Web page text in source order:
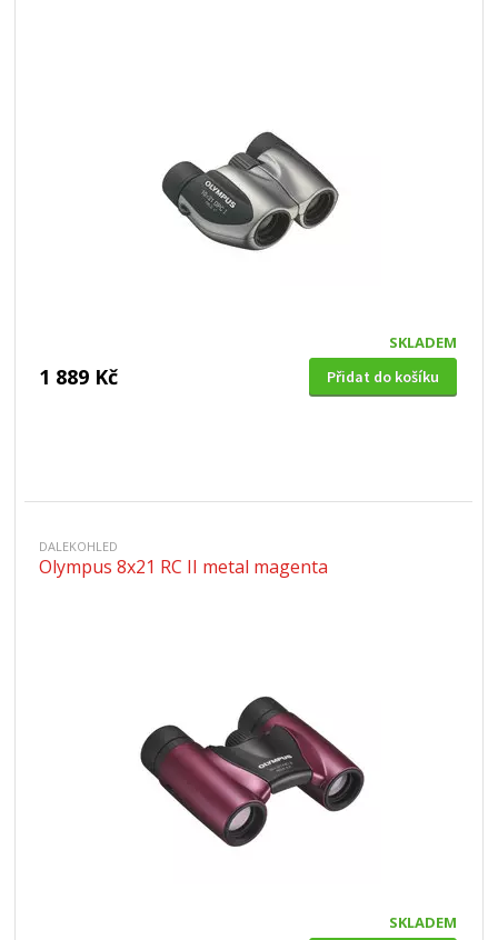
SKLADEM
1 889 Kč Přidat do košíku
DALEKOHLED
Olympus 8x21 RC II metal magenta
SKLADEM